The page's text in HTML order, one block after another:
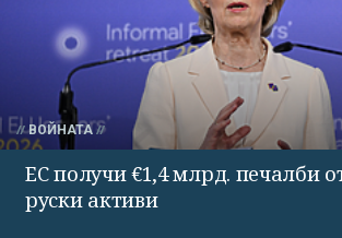
ВОЙНАТА
ЕС получи €1,4 млрд. печалби
руски активи